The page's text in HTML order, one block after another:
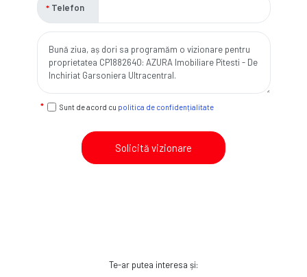
Telefon
Sunt de acord cu politica de confidențialitate
Solicită vizionare
Te-ar putea interesa și: